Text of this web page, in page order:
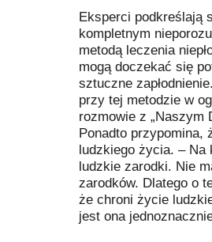
Eksperci podkreślają
kompletnym
metodą leczenia
mogą doczekać się
sztuczne
przy tej metodzie w
rozmowie z „Naszym
Ponadto przypomina,
ludzkiego życia. – Na
ludzkie zarodki. Nie
zarodków. Dlatego o
że chroni życie
jest ona